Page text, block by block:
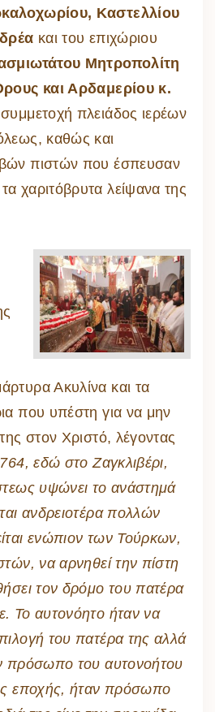
Καστελλίου
και του επιχώριου
Μητροπολίτη
και Αρδαμερίου κ.
πλειάδος ιερέων
καθώς και
πιστών που έσπευσαν
χαριτόβρυτα λείψανα της
Ακυλίνα και τα
που υπέστη για να μην
στον Χριστό, λέγοντας
εδώ στο Ζαγκλιβέρι,
υψώνει το ανάστημά
ανδρειοτέρα πολλών
ενώπιον των Τούρκων,
να αρνηθεί την πίστη
τον δρόμο του πατέρα
Το αυτονόητο ήταν να
του πατέρα της αλλά
πρόσωπο του αυτονοήτου
εποχής, ήταν πρόσωπο